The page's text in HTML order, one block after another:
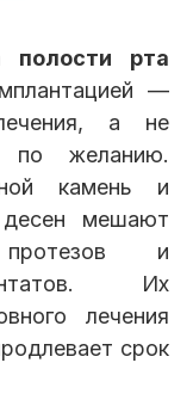
Виниры
полости рта
—
а не
по желанию.
камень и
десен мешают
и
Их
лечения
срок